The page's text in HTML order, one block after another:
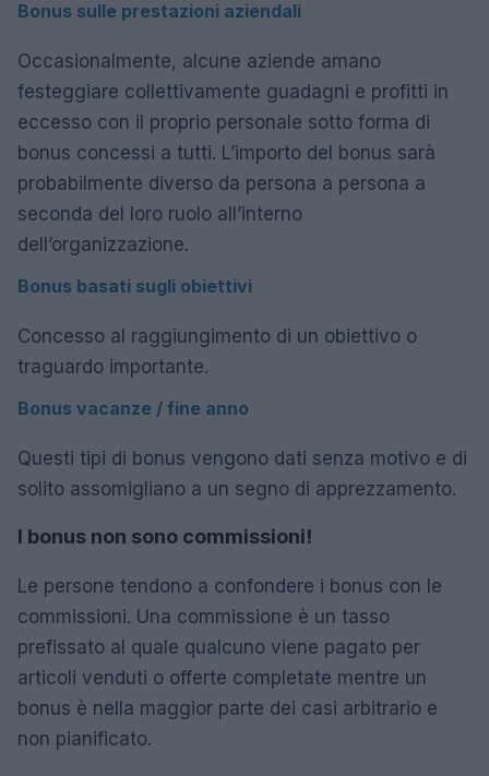
Bonus sulle prestazioni aziendali
Occasionalmente, alcune aziende amano
festeggiare collettivamente guadagni e profitti in
eccesso con il proprio personale sotto forma di
bonus concessi a tutti. L’importo del bonus sarà
probabilmente diverso da persona a persona a
seconda del loro ruolo all’interno
dell’organizzazione.
Bonus basati sugli obiettivi
Concesso al raggiungimento di un obiettivo o
traguardo importante.
Bonus vacanze / fine anno
Questi tipi di bonus vengono dati senza motivo e di
solito assomigliano a un segno di apprezzamento.
I bonus non sono commissioni!
Le persone tendono a confondere i bonus con le
commissioni. Una commissione è un tasso
prefissato al quale qualcuno viene pagato per
articoli venduti o offerte completate mentre un
bonus è nella maggior parte dei casi arbitrario e
non pianificato.